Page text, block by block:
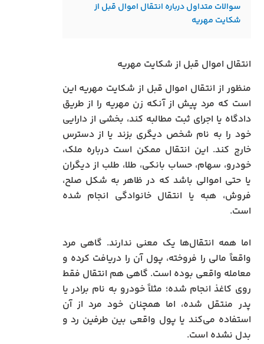
سوالات متداول درباره انتقال اموال قبل از
شکایت مهریه
انتقال اموال قبل از شکایت مهریه
منظور از انتقال اموال قبل از شکایت مهریه این
است که مرد پیش از آنکه زن مهریه را از طریق
دادگاه یا اجرای ثبت مطالبه کند، بخشی از دارایی
خود را به نام شخص دیگری بزند یا از دسترس
خارج کند. این انتقال ممکن است درباره ملک،
خودرو، سهام، حساب بانکی، طلا، طلب از دیگران
یا حتی اموالی باشد که در ظاهر به شکل صلح،
فروش، هبه یا انتقال خانوادگی انجام شده
است.
اما همه انتقال‌ها یک معنی ندارند. گاهی مرد
واقعاً مالی را فروخته، پول آن را دریافت کرده و
معامله واقعی بوده است. گاهی هم انتقال فقط
روی کاغذ انجام شده؛ مثلاً خودرو به نام برادر یا
پدر منتقل شده، اما همچنان خود مرد از آن
استفاده می‌کند یا پول واقعی بین طرفین رد و
بدل نشده است.